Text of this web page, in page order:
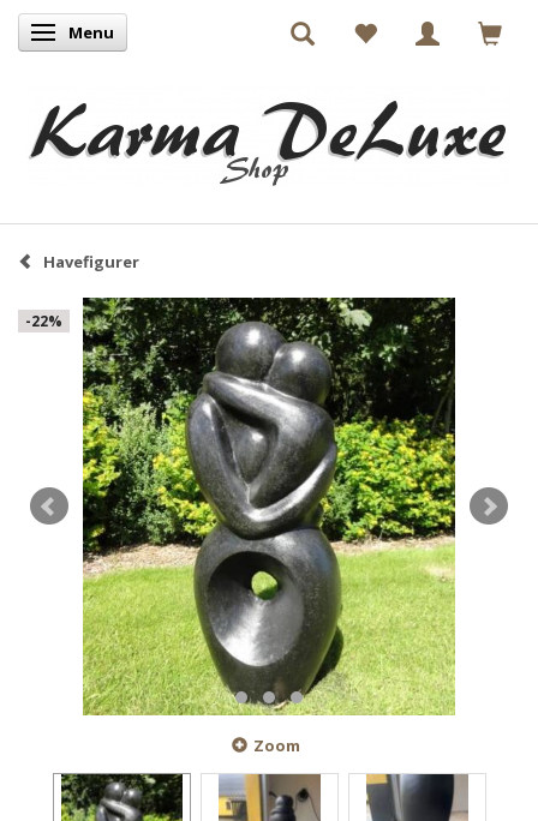
Skifte navigation
Menu
Havefigurer
-22%
Zoom